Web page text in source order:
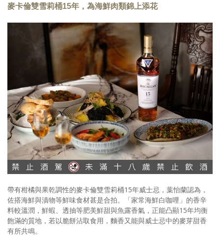
麥卡倫雙雪莉桶15年，為海鮮肉類錦上添花
帶有柑橘與果乾調性的麥卡倫雙雪莉桶15年威士忌，葉怡蘭認為，
佐搭海鮮與漬物等鮮味食材甚是合拍。「家常海鮮白咖哩」的香辛
料較溫潤，鮮蝦、透抽等肥美鮮甜與魚露香氣，正能凸顯15年均衡
飽滿的質地，若以脆餅沾取食用，麵香又能與威士忌中的麥芽甜香
有所共鳴。